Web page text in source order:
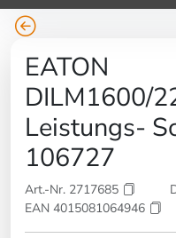
EATON
DILM1600/
Leistungs-
106727
Art.-Nr. 2717685
EAN 4015081064946